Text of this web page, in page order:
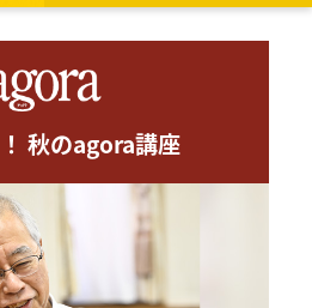
秋のagora講座